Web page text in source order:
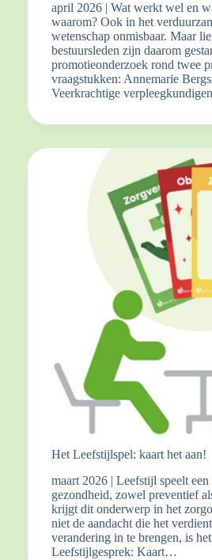
april 2026 | Wat werkt wel en
waarom? Ook in het
wetenschap onmisbaar. Maar
bestuursleden zijn daarom
promotieonderzoek rond twee
vraagstukken: Annemarie
Veerkrachtige
Het Leefstijlspel: kaart het aan!
maart 2026 | Leefstijl speelt
gezondheid, zowel preventief
krijgt dit onderwerp in het
niet de aandacht die het
verandering in te brengen, is
Leefstijlgesprek: Kaart…